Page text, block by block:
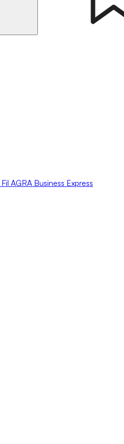
Fil AGRA Business Express